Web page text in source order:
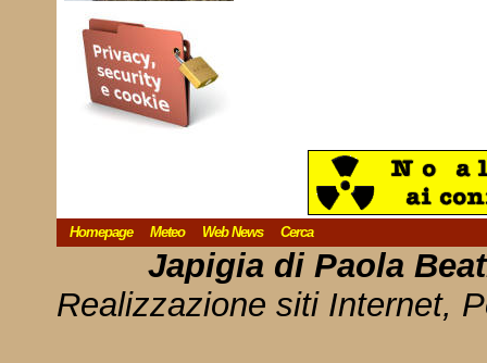
Homepage Meteo Web News Cerca
Japigia di Paola
Realizzazione siti Internet,